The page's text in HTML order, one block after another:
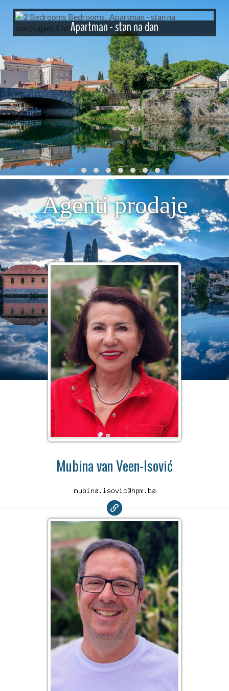
Apartman - stan na dan
Agenti prodaje
Mubina van Veen-Isović